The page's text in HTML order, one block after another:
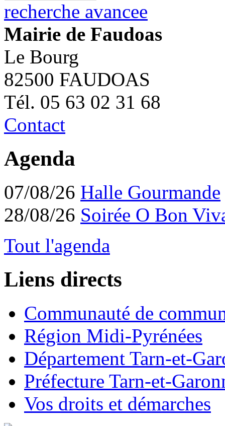
recherche avancee
Mairie de Faudoas
Le Bourg
82500 FAUDOAS
Tél. 05 63 02 31 68
Contact
Agenda
07/08/26 Halle Gourmande
28/08/26 Soirée O Bon
Tout l'agenda
Liens directs
Communauté de
Région Midi-Pyrénées
Département Tarn-et-
Préfecture Tarn-et-
Vos droits et démarches